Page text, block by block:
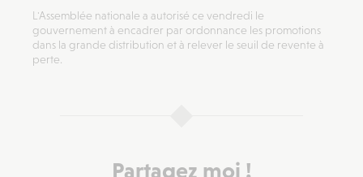
L'Assemblée nationale a autorisé ce vendredi le
gouvernement à encadrer par ordonnance les promotions
dans la grande distribution et à relever le seuil de revente à
perte.
Partagez moi !